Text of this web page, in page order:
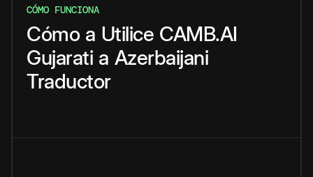
CÓMO FUNCIONA
Cómo a Utilice CAMB.AI
Gujarati a Azerbaijani
Traductor